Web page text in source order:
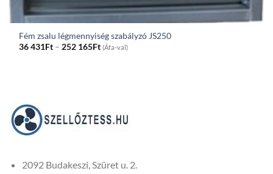
Fém zsalu légmennyiség szabályzó JS250
36 431Ft – 252 165FtPrice
range:
(Áfa-val)
2092 Budakeszi, Szüret u. 2.